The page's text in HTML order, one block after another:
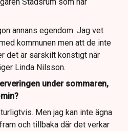
annans egendom. Jag vet
kommunen men att de inte
det är särskilt konstigt när
Linda Nilsson.
under sommaren,
Men jag kan inte ägna
och tillbaka där det verkar